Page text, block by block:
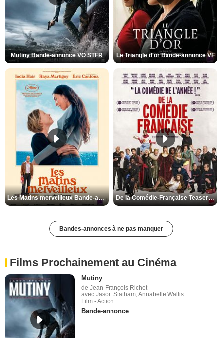
Mutiny Bande-annonce VO STFR Le Triangle d'or Bande-annonce VF
Les Matins merveilleux Bande-annonce VF De la Comédie-Française Teaser VF
Bandes-annonces à ne pas manquer
Films Prochainement au Cinéma
Mutiny
de Jean-François Richet
avec Jason Statham, Annabelle Wallis
Film - Action
Bande-annonce